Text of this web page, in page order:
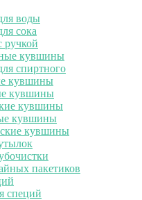
воды
сока
кувшины
спиртного
кувшины
кувшины
кувшины
кувшины
кувшины
пакетиков
специй